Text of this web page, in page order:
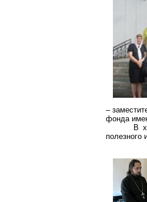
–
фонда
В
полезного